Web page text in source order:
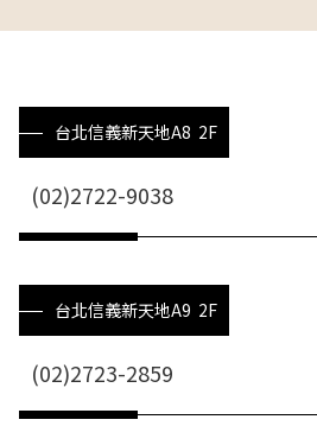
台北信義新天地A8 2F
(02)2722-9038
台北信義新天地A9 2F
(02)2723-2859